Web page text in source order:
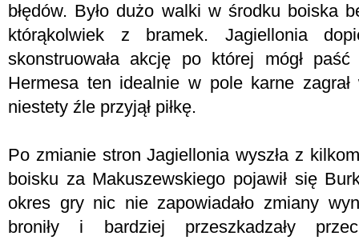
błędów. Było dużo walki w środku boiska
którąkolwiek z bramek. Jagiellonia
skonstruowała akcję po której mógł
Hermesa ten idealnie w pole karne
niestety źle przyjął piłkę.
Po zmianie stron Jagiellonia wyszła z
boisku za Makuszewskiego pojawił się
okres gry nic nie zapowiadało zmiany
broniły i bardziej przeszkadzały